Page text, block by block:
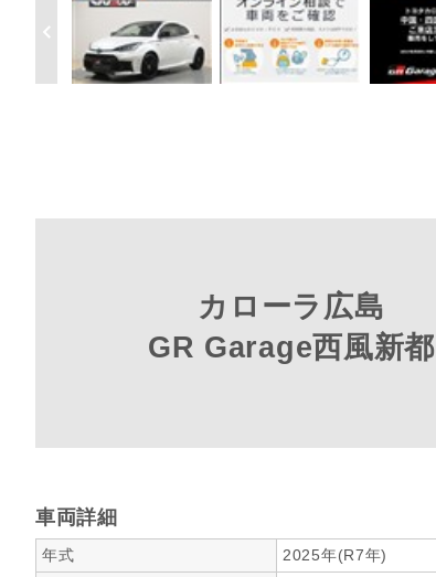
カローラ広島
GR Garage西風新都
車両詳細
年式 2025年(R7年)